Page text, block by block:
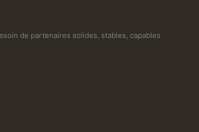
de partenaires solides, stables, capables